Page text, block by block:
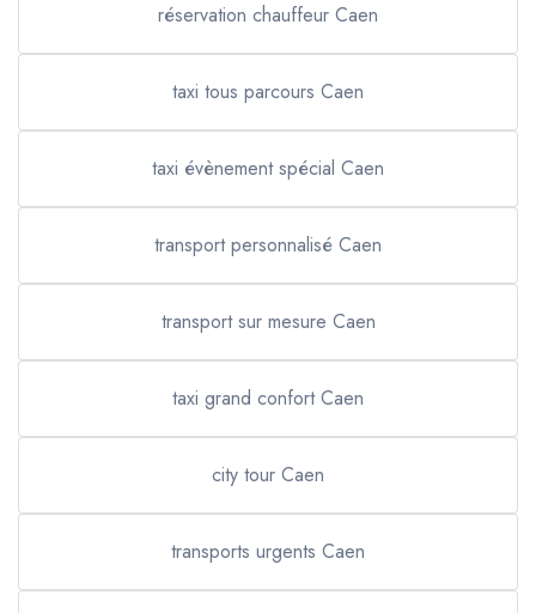
réservation chauffeur Caen
taxi tous parcours Caen
taxi évènement spécial Caen
transport personnalisé Caen
transport sur mesure Caen
taxi grand confort Caen
city tour Caen
transports urgents Caen